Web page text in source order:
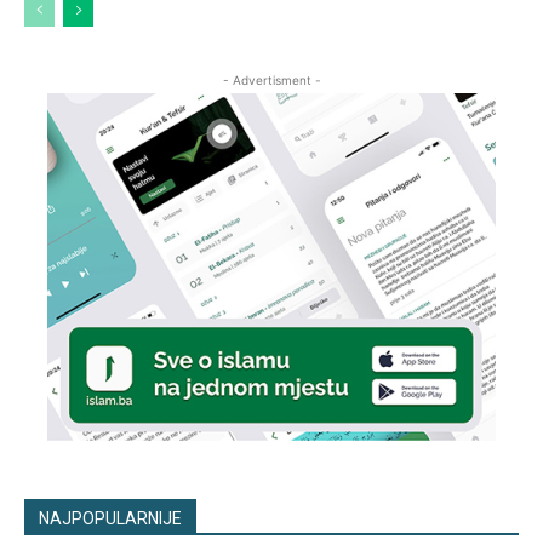
- Advertisment -
NAJPOPULARNIJE